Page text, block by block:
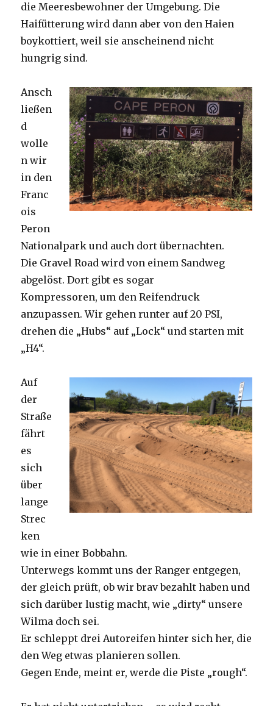
die Meeresbewohner der Umgebung. Die
Haifütterung wird dann aber von den Haien
boykottiert, weil sie anscheinend nicht
hungrig sind.
Ansch
ließen
d
wolle
n wir
in den
Franc
ois
Peron
Nationalpark und auch dort übernachten.
Die Gravel Road wird von einem Sandweg
abgelöst. Dort gibt es sogar
Kompressoren, um den Reifendruck
anzupassen. Wir gehen runter auf 20 PSI,
drehen die „Hubs“ auf „Lock“ und starten mit
„H4“.
Auf
der
Straße
fährt
es
sich
über
lange
Strec
ken
wie in einer Bobbahn.
Unterwegs kommt uns der Ranger entgegen,
der gleich prüft, ob wir brav bezahlt haben und
sich darüber lustig macht, wie „dirty“ unsere
Wilma doch sei.
Er schleppt drei Autoreifen hinter sich her, die
den Weg etwas planieren sollen.
Gegen Ende, meint er, werde die Piste „rough“.